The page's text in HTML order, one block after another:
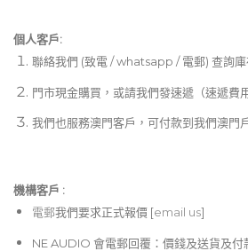
個人客戶:
聯絡我們 (致電 / whatsapp / 電郵) 查詢庫
門市現金購買，或請我們發速遞（速遞費
我們也服務澳門客戶，可付款到我們澳門
機構客戶 :​
電郵我們要求正式報價 [email us]
NE AUDIO 會電郵回覆：價錢及送貨及付